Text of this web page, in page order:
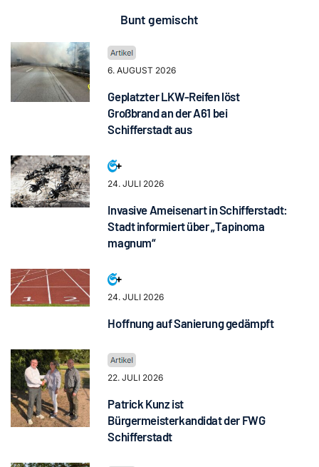
Bunt gemischt
6. AUGUST 2026
Geplatzter LKW-Reifen löst
Großbrand an der A61 bei
Schifferstadt aus
24. JULI 2026
Invasive Ameisenart in Schifferstadt:
Stadt informiert über „Tapinoma
magnum“
24. JULI 2026
Hoffnung auf Sanierung gedämpft
22. JULI 2026
Patrick Kunz ist
Bürgermeisterkandidat der FWG
Schifferstadt